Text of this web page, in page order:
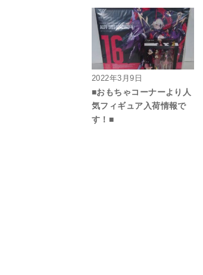
2022年3月9日
■おもちゃコーナーより人
気フィギュア入荷情報で
す！■